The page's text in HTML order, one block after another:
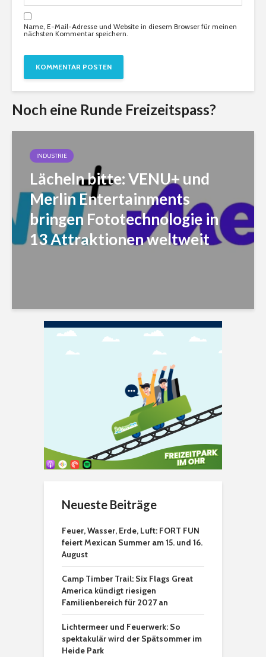
Name, E-Mail-Adresse und Website in diesem Browser für meinen
nächsten Kommentar speichern.
Noch eine Runde Freizeitspass?
INDUSTRIE
Lächeln bitte: VENU+ und
Merlin Entertainments
bringen Fototechnologie in
13 Attraktionen weltweit
Neueste Beiträge
Feuer, Wasser, Erde, Luft: FORT FUN
feiert Mexican Summer am 15. und 16.
August
Camp Timber Trail: Six Flags Great
America kündigt riesigen
Familienbereich für 2027 an
Lichtermeer und Feuerwerk: So
spektakulär wird der Spätsommer im
Heide Park